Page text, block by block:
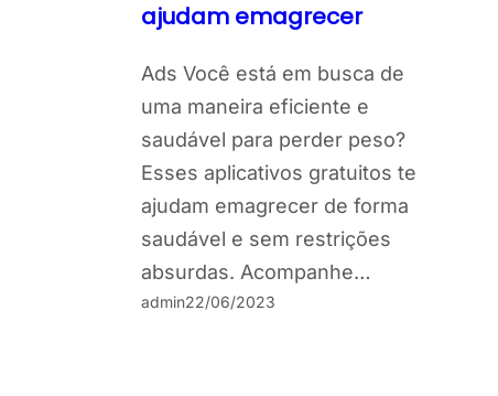
ajudam emagrecer
Ads Você está em busca de
uma maneira eficiente e
saudável para perder peso?
Esses aplicativos gratuitos te
ajudam emagrecer de forma
saudável e sem restrições
absurdas. Acompanhe…
admin22/06/2023